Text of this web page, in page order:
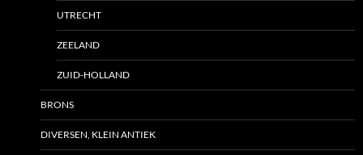
UTRECHT
ZEELAND
ZUID-HOLLAND
BRONS
DIVERSEN, KLEIN ANTIEK